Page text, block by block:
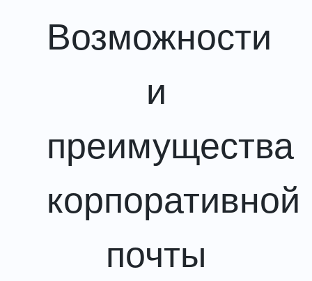
Возможности
и
преимущества
корпоративной
почты